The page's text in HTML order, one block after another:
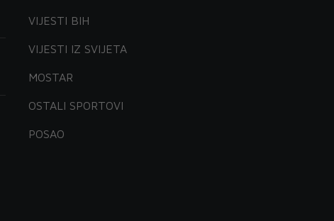
VIJESTI BIH
VIJESTI IZ SVIJETA
MOSTAR
OSTALI SPORTOVI
POSAO